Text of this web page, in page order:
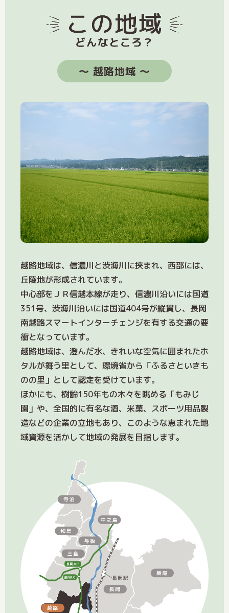
〜 越路地域 〜
越路地域は、信濃川と渋海川に挟まれ、西部には、
丘陵地が形成されています。
中心部をＪＲ信越本線が走り、信濃川沿いには国道
351号、渋海川沿いには国道404号が縦貫し、長岡
南越路スマートインターチェンジを有する交通の要
衝となっています。
越路地域は、澄んだ水、きれいな空気に囲まれたホ
タルが舞う里として、環境省から「ふるさといきも
のの里」として認定を受けています。
ほかにも、樹齢150年もの木々を眺める「もみじ
園」や、全国的に有名な酒、米菓、スポーツ用品製
造などの企業の立地もあり、このような恵まれた地
域資源を活かして地域の発展を目指します。